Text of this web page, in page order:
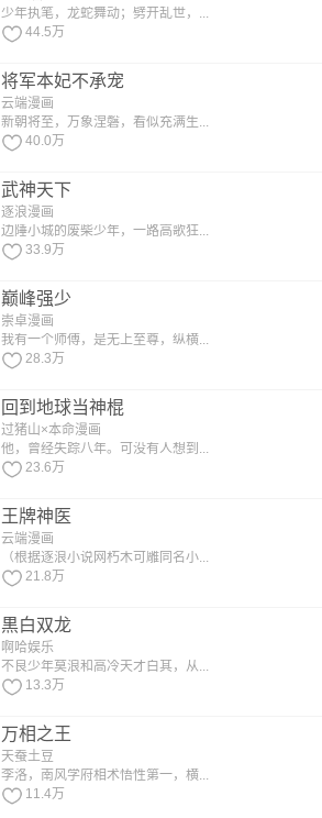
少年执笔，龙蛇舞动；劈开乱世，...
44.5万
将军本妃不承宠
云端漫画
新朝将至，万象涅磐，看似充满生...
40.0万
武神天下
逐浪漫画
边陲小城的废柴少年，一路高歌狂...
33.9万
巅峰强少
崇卓漫画
我有一个师傅，是无上至尊，纵横...
28.3万
回到地球当神棍
过猪山×本命漫画
他，曾经失踪八年。可没有人想到...
23.6万
王牌神医
云端漫画
（根据逐浪小说网朽木可雕同名小...
21.8万
黒白双龙
啊哈娱乐
不良少年莫浪和高冷天才白其，从...
13.3万
万相之王
天蚕土豆
李洛，南风学府相术悟性第一，横...
11.4万